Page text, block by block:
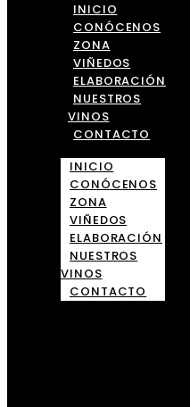
INICIO
CONÓCENOS
ZONA
VIÑEDOS
ELABORACIÓN
NUESTROS
VINOS
CONTACTO
INICIO
CONÓCENOS
ZONA
VIÑEDOS
ELABORACIÓN
NUESTROS
VINOS
CONTACTO